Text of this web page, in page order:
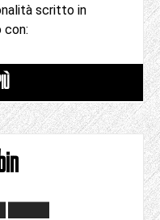
scritto in
con: